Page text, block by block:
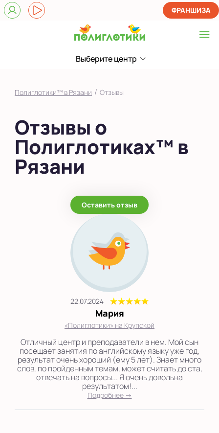
Выберите центр
Выберите центр
Выбрать другой город
ФРАНШИЗА
Полиглотики™ в Рязани / Отзывы
Отзывы о
Полиглотиках™ в
Рязани
Оставить отзыв
22.07.2024
Мария
«Полиглотики» на Крупской
Отличный центр и преподаватели в нем. Мой сын
посещает занятия по английскому языку уже год,
результат очень хороший (ему 5 лет). Знает много
слов, по пройденным темам, может считать до ста,
отвечать на вопросы... Я очень довольна
результатом!...
Подробнее →